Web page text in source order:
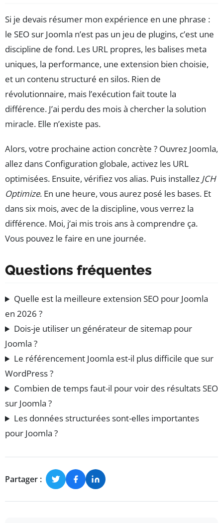
Si je devais résumer mon expérience en une phrase :
le SEO sur Joomla n’est pas un jeu de plugins, c’est une
discipline de fond. Les URL propres, les balises meta
uniques, la performance, une extension bien choisie,
et un contenu structuré en silos. Rien de
révolutionnaire, mais l’exécution fait toute la
différence. J’ai perdu des mois à chercher la solution
miracle. Elle n’existe pas.
Alors, votre prochaine action concrète ? Ouvrez Joomla,
allez dans Configuration globale, activez les URL
optimisées. Ensuite, vérifiez vos alias. Puis installez JCH
Optimize. En une heure, vous aurez posé les bases. Et
dans six mois, avec de la discipline, vous verrez la
différence. Moi, j’ai mis trois ans à comprendre ça.
Vous pouvez le faire en une journée.
Questions fréquentes
Quelle est la meilleure extension SEO pour Joomla
en 2026 ?
Dois-je utiliser un générateur de sitemap pour
Joomla ?
Le référencement Joomla est-il plus difficile que sur
WordPress ?
Combien de temps faut-il pour voir des résultats SEO
sur Joomla ?
Les données structurées sont-elles importantes
pour Joomla ?
Partager :